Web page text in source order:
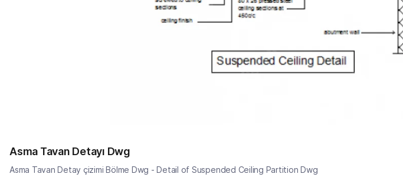
Asma Tavan Detayı Dwg
Asma Tavan Detay çizimi Bölme Dwg - Detail of Suspended Ceiling Partition Dwg